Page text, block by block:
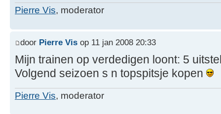
Pierre Vis, moderator
door Pierre Vis op 11 jan 2008 20:33
Mijn trainen op verdedigen loont: 5
Volgend seizoen s n topspitsje kopen
Pierre Vis, moderator